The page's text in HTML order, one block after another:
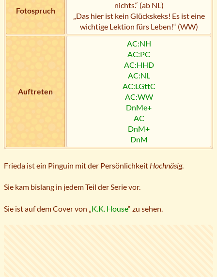
Fotospruch
nichts.“ (ab NL)
„Das hier ist kein Glückskeks! Es ist eine
wichtige Lektion fürs Leben!“ (WW)
Auftreten
AC:NH
AC:PC
AC:HHD
AC:NL
AC:LGttC
AC:WW
DnMe+
AC
DnM+
DnM
Frieda ist ein Pinguin mit der Persönlichkeit Hochnäsig.
Sie kam bislang in jedem Teil der Serie vor.
Sie ist auf dem Cover von „ K.K. House“ zu sehen.